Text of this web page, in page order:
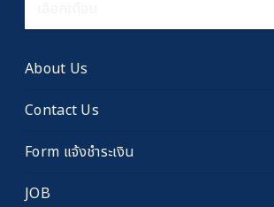
เรื่อง
About Us
Contact Us
Form แจ้งชำระเงิน
JOB